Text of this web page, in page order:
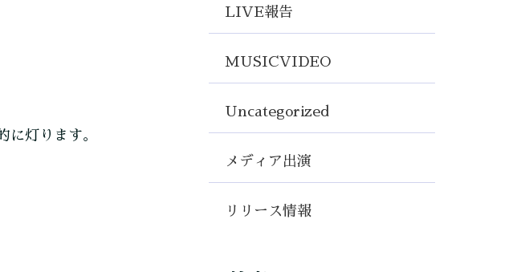
に灯ります。
LIVE報告
MUSICVIDEO
Uncategorized
メディア出演
リリース情報